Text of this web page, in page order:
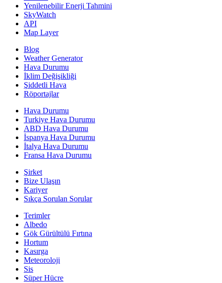
Yenilenebilir Enerji Tahmini
SkyWatch
API
Map Layer
Blog
Weather Generator
Hava Durumu
İklim Değişikliği
Şiddetli Hava
Röportajlar
Hava Durumu
Turkiye Hava Durumu
ABD Hava Durumu
İspanya Hava Durumu
İtalya Hava Durumu
Fransa Hava Durumu
Şirket
Bize Ulaşın
Kariyer
Sıkça Sorulan Sorular
Terimler
Albedo
Gök Gürültülü Fırtına
Hortum
Kasırga
Meteoroloji
Sis
Süper Hücre